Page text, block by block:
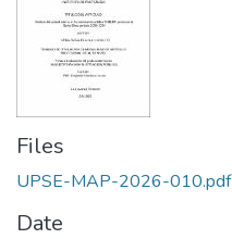
Files
UPSE-MAP-2026-010.pdf
Date